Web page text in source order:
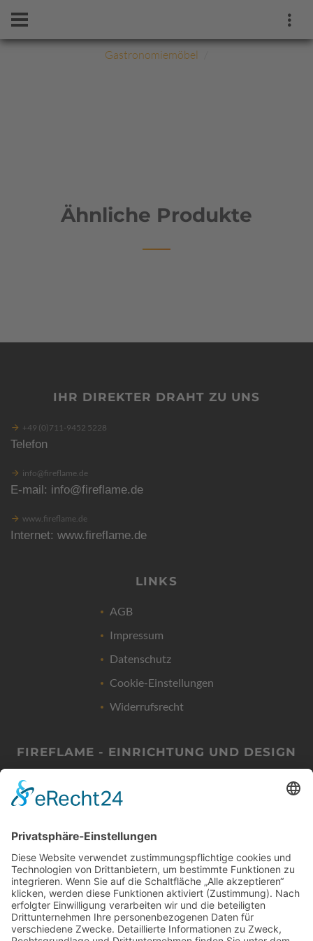
Gastronomiemöbel
Ähnliche Produkte
IHR DIREKTER DRAHT ZU UNS
+49 (0)711-9452 5228
Telefon
info@fireflame.de
E-mail: info@fireflame.de
www.fireflame.de
Internet: www.fireflame.de
LINKS
AGB
Impressum
Datenschutz
Cookie-Einstellungen
Widerrufsrecht
FIREFLAME - EINRICHTUNG UND DESIGN
D-70771 LEINFELDEN-ECHTERDINGEN